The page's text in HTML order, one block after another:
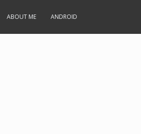
ABOUT ME ANDROID